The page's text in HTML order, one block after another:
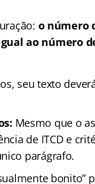
o número
ao número
seu texto
Mesmo que o
de ITCD e
parágrafo.
bonito”